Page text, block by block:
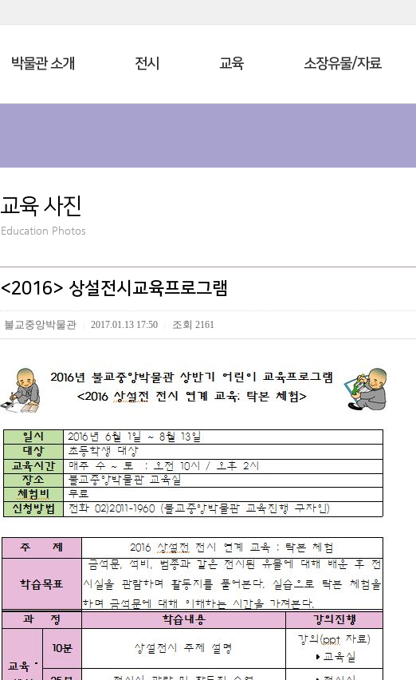
박물관 소개 전시 교육 소장유물/자료
교육 사진
Education Photos
<2016> 상설전시교육프로그램
불교중앙박물관 2017.01.13 17:50 조회 2161